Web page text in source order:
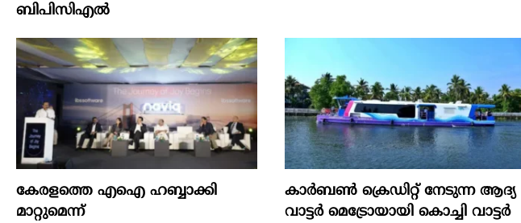
ബിപിസിഎൽ
കേരളത്തെ എഐ ഹബ്ബാക്കി
മാറ്റുമെന്ന്
കാ​ര്‍​ബ​ണ്‍ ക്രെ​ഡി​റ്റ് നേ​ടു​ന്ന ആ​ദ്യ
വാ​ട്ട​ര്‍ മെ​ട്രോ​യാ​യി കൊ​ച്ചി വാ​ട്ട​ര്‍